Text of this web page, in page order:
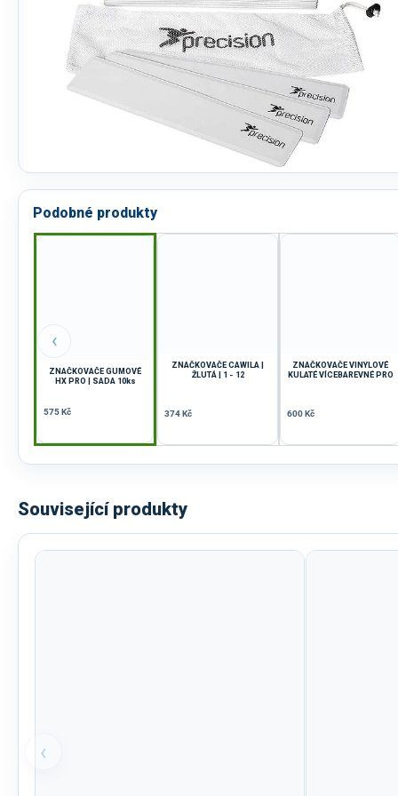
Podobné produkty
‹
ZNAČKOVAČE GUMOVÉ
HX PRO | SADA 10ks
575 Kč
ZNAČKOVAČE CAWILA |
ŽLUTÁ | 1 - 12
374 Kč
ZNAČKOVAČE VINYLOVÉ
KULATÉ VÍCEBAREVNÉ PRO
600 Kč
Související produkty
‹